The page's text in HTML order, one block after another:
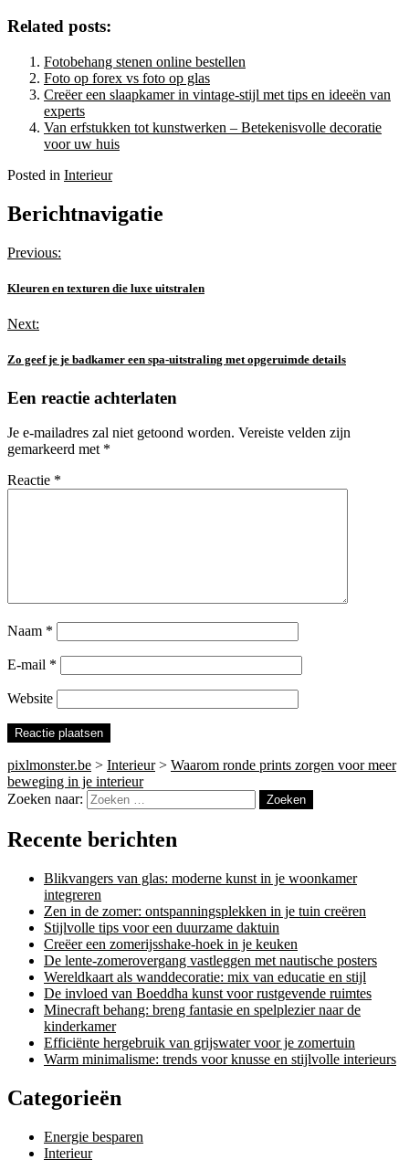
Related posts:
Fotobehang stenen online bestellen
Foto op forex vs foto op glas
Creëer een slaapkamer in vintage-stijl met tips en ideeën van
experts
Van erfstukken tot kunstwerken – Betekenisvolle decoratie
voor uw huis
Posted in Interieur
Berichtnavigatie
Previous:
Kleuren en texturen die luxe uitstralen
Next:
Zo geef je je badkamer een spa-uitstraling met opgeruimde details
Een reactie achterlaten
Je e-mailadres zal niet getoond worden. Vereiste velden zijn
gemarkeerd met *
Reactie *
Naam *
E-mail *
Website
pixlmonster.be > Interieur> Waarom ronde prints zorgen voor meer
beweging in je interieur
Zoeken naar:
Recente berichten
Blikvangers van glas: moderne kunst in je woonkamer
integreren
Zen in de zomer: ontspanningsplekken in je tuin creëren
Stijlvolle tips voor een duurzame daktuin
Creëer een zomerijsshake-hoek in je keuken
De lente-zomerovergang vastleggen met nautische posters
Wereldkaart als wanddecoratie: mix van educatie en stijl
De invloed van Boeddha kunst voor rustgevende ruimtes
Minecraft behang: breng fantasie en spelplezier naar de
kinderkamer
Efficiënte hergebruik van grijswater voor je zomertuin
Warm minimalisme: trends voor knusse en stijlvolle interieurs
Categorieën
Energie besparen
Interieur